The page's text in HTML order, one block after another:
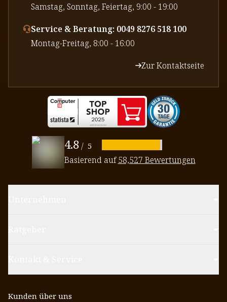
⁠Samstag, Sonntag, Feiertag, 9:00 - 19:00
Service & Beratung: 0049 8276 518 100
⁠Montag-Freitag, 8:00 - 16:00
Zur Kontaktseite
4.8 / 5
Basierend auf58,527 Bewertungen
Kunden über uns